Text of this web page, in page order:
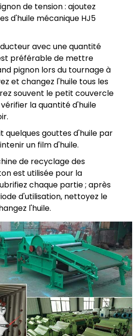
de tension : ajoutez
d'huile mécanique HJ5
avec une quantité
préférable de mettre
pignon lors du tournage à
et changez l'huile tous les
souvent le petit couvercle
la quantité d'huile
quelques gouttes d'huile par
un film d'huile.
de recyclage des
est utilisée pour la
chaque partie ; après
d'utilisation, nettoyez le
l'huile.